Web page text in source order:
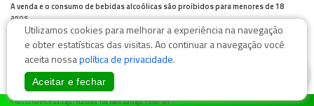
A venda e o consumo de bebidas alcoólicas são proibidos para menores de 18
anos.
Bebida alcoólica pode causar dependência química e, em excesso, provoca graves males à saúde.
Beba com moderação
© Nosso Hortifruti Gonzaga / Rua Goiás 128, Bairro Gonzaga, 11050-101 -
Utilizamos cookies para melhorar a experiência na navegação
e obter estatísticas das visitas. Ao continuar a navegação você
aceita nossapolítica de privacidade.
Aceitar e fechar